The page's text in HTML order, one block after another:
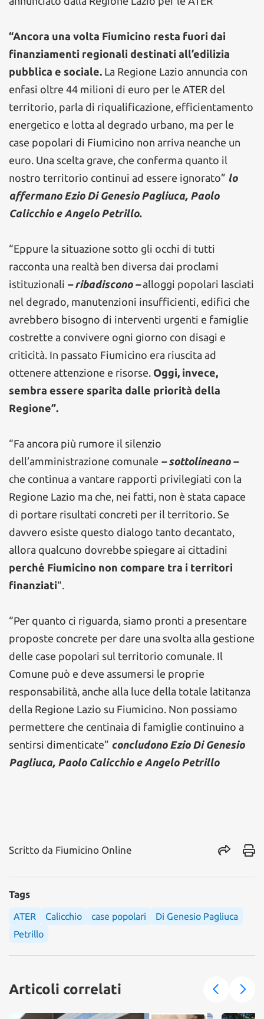
“Ancora una volta Fiumicino resta fuori dai
finanziamenti regionali destinati all’edilizia
pubblica e sociale. La Regione Lazio annuncia con
enfasi oltre 44 milioni di euro per le ATER del
territorio, parla di riqualificazione, efficientamento
energetico e lotta al degrado urbano, ma per le
case popolari di Fiumicino non arriva neanche un
euro. Una scelta grave, che conferma quanto il
nostro territorio continui ad essere ignorato” lo
affermano Ezio Di Genesio Pagliuca, Paolo
Calicchio e Angelo Petrillo.
“Eppure la situazione sotto gli occhi di tutti
racconta una realtà ben diversa dai proclami
istituzionali – ribadiscono –alloggi popolari lasciati
nel degrado, manutenzioni insufficienti, edifici che
avrebbero bisogno di interventi urgenti e famiglie
costrette a convivere ogni giorno con disagi e
criticità. In passato Fiumicino era riuscita ad
ottenere attenzione e risorse. Oggi, invece,
sembra essere sparita dalle priorità della
Regione”.
“Fa ancora più rumore il silenzio
dell’amministrazione comunale – sottolineano –
che continua a vantare rapporti privilegiati con la
Regione Lazio ma che, nei fatti, non è stata capace
di portare risultati concreti per il territorio. Se
davvero esiste questo dialogo tanto decantato,
allora qualcuno dovrebbe spiegare ai cittadini
perché Fiumicino non compare tra i territori
finanziati“.
“Per quanto ci riguarda, siamo pronti a presentare
proposte concrete per dare una svolta alla gestione
delle case popolari sul territorio comunale. Il
Comune può e deve assumersi le proprie
responsabilità, anche alla luce della totale latitanza
della Regione Lazio su Fiumicino. Non possiamo
permettere che centinaia di famiglie continuino a
sentirsi dimenticate” concludono Ezio Di Genesio
Pagliuca, Paolo Calicchio e Angelo Petrillo
Scritto da Fiumicino Online
Tags
ATER Calicchio case popolari
Di Genesio Pagliuca
Petrillo
Articoli correlati